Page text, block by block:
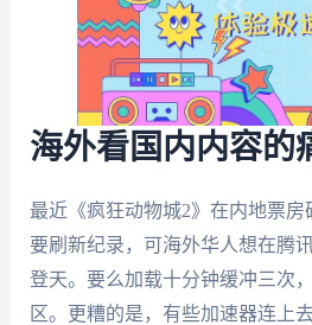
海外看国内内容的
最近《疯狂动物城2》在内地票房
要刷新纪录，可海外华人想在腾
登天。要么加载十分钟缓冲三次
区。更糟的是，有些加速器连上